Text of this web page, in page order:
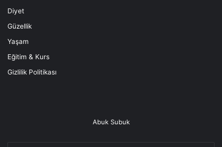
Diyet
Güzellik
Yaşam
Eğitim & Kurs
Gizlilik Politikası
Abuk Subuk